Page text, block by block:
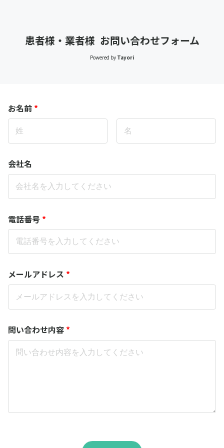
患者様・業者様 お問い合わせフォーム
Powered by Tayori
お名前 *
会社名
電話番号 *
メールアドレス *
問い合わせ内容 *